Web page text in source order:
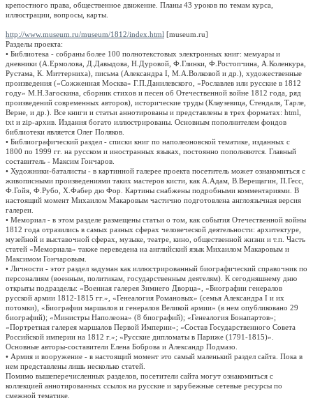
крепостного права, общественное движение. Планы 43 уроков по темам курса,
иллюстрации, вопросы, карты.
http://www.museum.ru/museum/1812/index.html [museum.ru]
Разделы проекта:
• Библиотека - собраны более 100 полнотекстовых электронных книг: мемуары и
дневники (А.Ермолова, Д.Давыдова, Н.Дуровой, Ф.Глинки, Ф.Ростопчина, А.Коленкура,
Рустама, К. Миттерниха), письма (Александра I, М.А.Волковой и др.), художественные
произведения («Сожженная Москва» Г.П.Данилевского, «Рославлев или русские в 1812
году» М.Н.Загоскина, сборник стихов и песен об Отечественной войне 1812 года, ряд
произведений современных авторов), исторические труды (Клаузевица, Стендаля, Тарле,
Верне, и др.). Все книги и статьи аннотированы и представлены в трех форматах: html,
txt и zip-архив. Издания богато иллюстрированы. Основным пополнителем фондов
библиотеки является Олег Поляков.
• Библиографический раздел - списки книг по наполеоновской тематике, изданных с
1800 по 1999 гг. на русском и иностранных языках, постоянно пополняются. Главный
составитель - Максим Гончаров.
• Художники-баталисты - в картинной галерее проекта посетитель может ознакомиться с
живописными произведениями таких мастеров кисти, как А.Адам, В.Верещагин, П.Гесс,
Ф.Гойя, Ф.Рубо, Х.Фабер дю Фор. Картины снабжены подробными комментариями. В
настоящий момент Михаилом Макаровым частично подготовлена англоязычная версия
галереи.
• Мемориал - в этом разделе размещены статьи о том, как события Отечественной войны
1812 года отразились в самых разных сферах человеческой деятельности: архитектуре,
музейной и выставочной сферах, музыке, театре, кино, общественной жизни и т.п. Часть
статей «Мемориала» также переведена на английский язык Михаилом Макаровым и
Максимом Гончаровым.
• Личности - этот раздел задуман как иллюстрированный биографический справочник по
персоналиям (военным, политикам, государственным деятелям). К сегодняшнему дню
открыты подразделы: «Военная галерея Зимнего Дворца», «Биографии генералов
русской армии 1812-1815 гг.», «Генеалогия Романовых» (семья Александра I и их
потомки), «Биографии маршалов и генералов Великой армии» (в нем опубликовано 29
биографий); «Министры Наполеона» (8 биографий); «Генеалогия Бонапартов»;
«Портретная галерея маршалов Первой Империи»; «Состав Государственного Совета
Российской империи на 1812 г.»; «Русские дипломаты в Париже (1791-1815)».
Основные авторы-составители Елена Боброва и Александр Подмазо.
• Армия и вооружение - в настоящий момент это самый маленький раздел сайта. Пока в
нем представлены лишь несколько статей.
Помимо вышеперечисленных разделов, посетители сайта могут ознакомиться с
коллекцией аннотированных ссылок на русские и зарубежные сетевые ресурсы по
смежной тематике.